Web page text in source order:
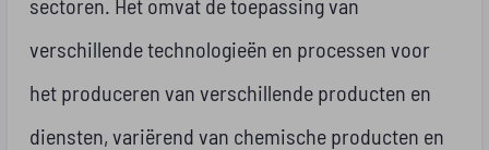
verschillende technologieën en processen voor
het produceren van verschillende producten en
diensten, variërend van chemische producten en